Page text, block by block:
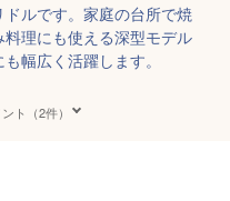
ルです。家庭の台所で焼
理にも使える深型モデル
幅広く活躍します。
ト（2件）